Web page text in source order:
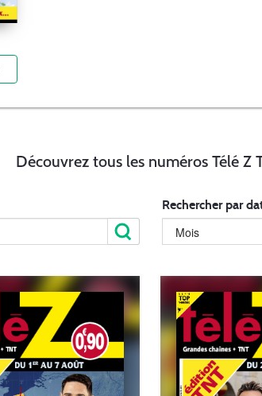
Découvrez tous les numéros Télé Z
Rechercher par